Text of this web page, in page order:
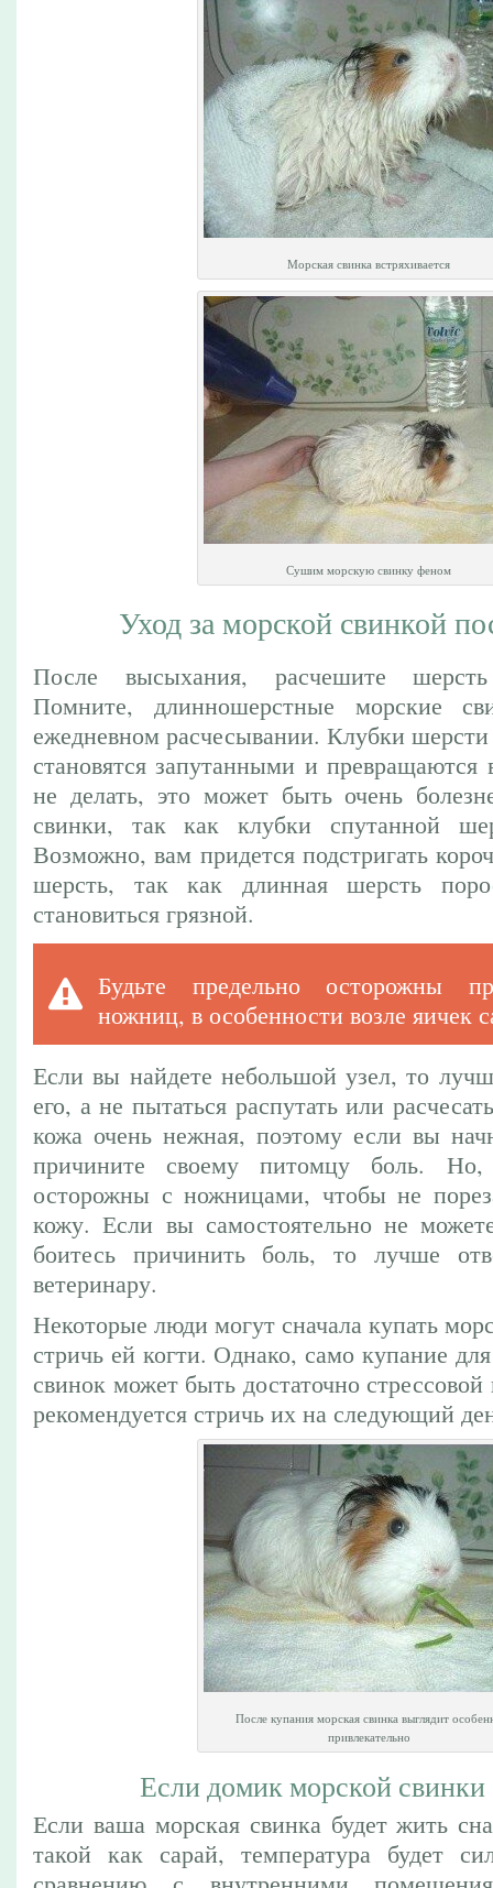
Морская свинка встряхивается
Сушим морскую свинку феном
Уход за морской свинкой
После высыхания, расчешите
Помните, длинношерстные морские
ежедневном расчесывании. Клубки
становятся запутанными и
не делать, это может быть очень
свинки, так как клубки спутанной
Возможно, вам придется подстригать
шерсть, так как длинная шерсть
становиться грязной.
Будьте предельно осторожны
ножниц, в особенности возле яичек
Если вы найдете небольшой узел, то
его, а не пытаться распутать или
кожа очень нежная, поэтому если вы
причините своему питомцу боль.
осторожны с ножницами, чтобы не
кожу. Если вы самостоятельно не
боитесь причинить боль, то лучше
ветеринару.
Некоторые люди могут сначала купать
стричь ей когти. Однако, само купание
свинок может быть достаточно
рекомендуется стричь их на следующий
После купания морская свинка выглядит
привлекательно
Если домик морской
Если ваша морская свинка будет жить
такой как сарай, температура будет